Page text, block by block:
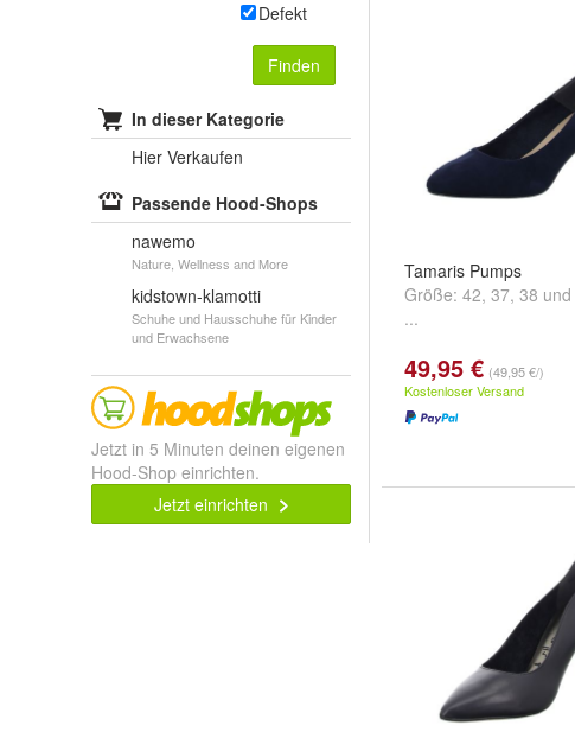
Defekt
Finden
In dieser Kategorie
Hier Verkaufen
Passende Hood-Shops
nawemo
Nature, Wellness and More
kidstown-klamotti
Schuhe und Hausschuhe für Kinder
und Erwachsene
Jetzt in 5 Minuten deinen eigenen
Hood-Shop einrichten.
Jetzt einrichten
Tamaris Pumps
Größe: 42, 37, 38 und
...
49,95 € (49,95 €/)
Kostenloser Versand